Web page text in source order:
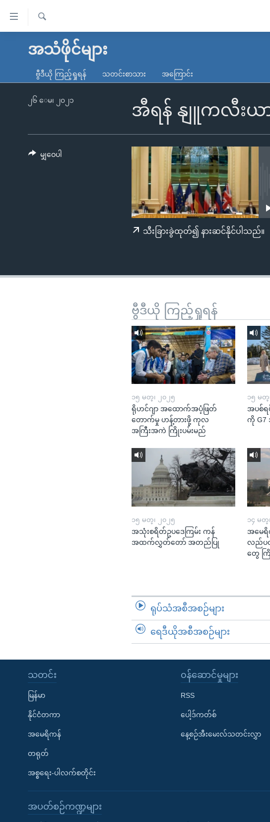
လွယ်ကူ
သည့်
ကျော်
မူလစာမျက်နှာ
ကမ္ဘာ့သတင်းများ
နိုင်ငံတကာ
တရုတ်
အစ္စရေး-ပါလက်စတိုင်း
ရပ်ဝန်းတခု လမ်းတခု အလွန်
အင်္ဂလိပ်စာလေ့လာမယ်
ရ
အသံဖိုင်များ
ဗွီဒီယို ကြည့်ရှုရန် သတင်းစာသား အကြောင်း
အီရန် နျူကလီးယာ
၂၆ ေမ၊ ၂၀၂၁
သီးခြားခွဲထုတ်၍ နားဆင်နိုင်ပါသည်။
မျှဝေပါ
ဗွီဒီယို ကြည့်ရှုရန်
၁၅ မတ္၊ ၂၀၂၅
ရိုဟင်ဂျာ အထောက်အပံ့ဖြတ်
တောက်မှု ဟန့်တားဖို့ ကုလ
အကြီးအကဲ ကြိုးပမ်းမည်
၁၅ မတ္
အပစ်ရ
ကို
၁၅ မတ္၊ ၂၀၂၅
အသုံးစရိတ်ဥပဒေကြမ်း ကန်
အထက်လွှတ်တော် အတည်ပြု
၁၄ မတ္
အမေ
လည်ပ
တွေ ကြို
ရုပ်သံအစီအစဉ်များ
ရေဒီယိုအစီအစဉ်များ
သတင်း
မြန်မာ
နိုင်ငံတကာ
အမေရိကန်
တရုတ်
အစ္စရေး-ပါလက်စတိုင်း
၀န်ဆောင်မှုများ
RSS
ပေါ့ဒ်ကတ်စ်
နေ့စဉ်အီးမေးလ်သတင်းလွှာ
အပတ်စဉ်ကဏ္ဍများ